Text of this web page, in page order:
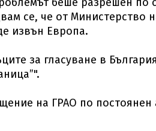
се, че от Министерство
извън Европа.
за гласуване в
на ГРАО по постоянен